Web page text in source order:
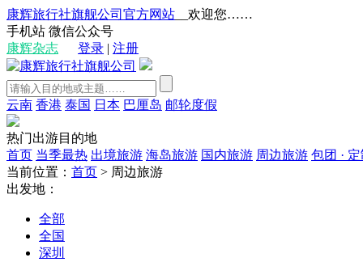
康辉旅行社旗舰公司官方网站 __欢迎您……
手机站 微信公众号
康辉杂志
登录 | 注册
云南 香港 泰国 日本 巴厘岛 邮轮度假
热门出游目的地
首页 当季最热 出境旅游 海岛旅游 国内旅游 周边旅游 包团 ·
当前位置： 首页 > 周边旅游
出发地：
全部
全国
深圳